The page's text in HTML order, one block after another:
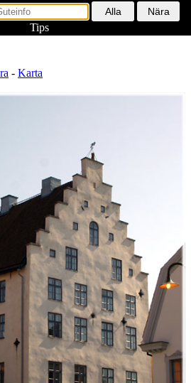
Tips
- Karta